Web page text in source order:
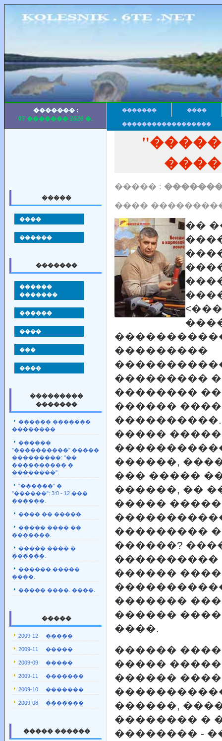
������� :
07 ������� 2026 �.
�����
����
������
�������
������
�������
������
����
���
����
���������
�������
������ �������
��������
������
"����������".�����
���������: "��
���������� �
��������".
"������" �
"������": 3:0 - 12 ���
������.
���� �� �����.
����� ���� ��
�������.
����� ���� �
������.
������ �����
����.
����� ����. ����.
�����
2009-12 �����
2009-11 �����
2009-09 �����
2009-11 �������
2009-10 �������
2009-08 �������
����� ������
������� ����
������������������
����� :
����
��
���������
���������
��������
������
�����
������,
��� �����
������, ��
�����
���������
������?
����������
������
�������
������
����.
������
�����
������
������,
�������� �
�������� -